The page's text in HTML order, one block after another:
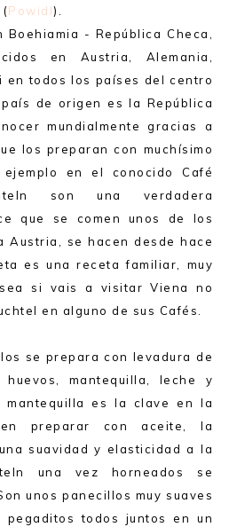
Powidl).
- República Checa,
en Austria, Alemania,
en todos los países del centro
de origen es la República
mundialmente gracias a
los preparan con muchísimo
en el conocido Café
son una verdadera
que se comen unos de los
Austria, se hacen desde hace
es una receta familiar, muy
si vais a visitar Viena no
en alguno de sus Cafés.
se prepara con levadura de
mantequilla, leche y
mantequilla es la clave en la
preparar con aceite, la
suavidad y elasticidad a la
una vez horneados se
unos panecillos muy suaves
todos juntos en un